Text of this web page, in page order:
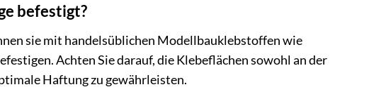
befestigt?
sie mit handelsüblichen Modellbauklebstoffen wie
Achten Sie darauf, die Klebeflächen sowohl an der
Haftung zu gewährleisten.